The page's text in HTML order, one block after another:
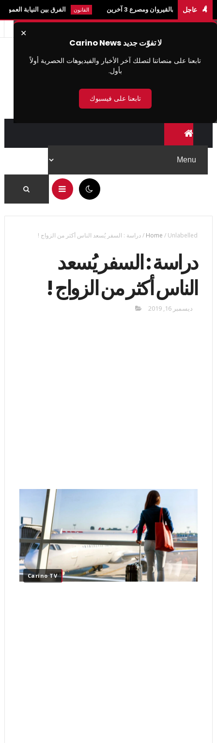
عاجل
ومصرع 3 آخرين القانون الفرق بين النيابة العمومية في
✕
لا تفوّت جديد Carino News
تابعنا على منصاتنا لتصلك آخر الأخبار والفيديوهات الحصرية أولاً
بأول.
تابعنا على فيسبوك
Home / Unlabelled
/دراسة : السفر يُسعد الناس أكثر من الزواج !
دراسة : السفر يُسعد
الناس أكثر من الزواج !
ديسمبر 16, 2019
Carino TV